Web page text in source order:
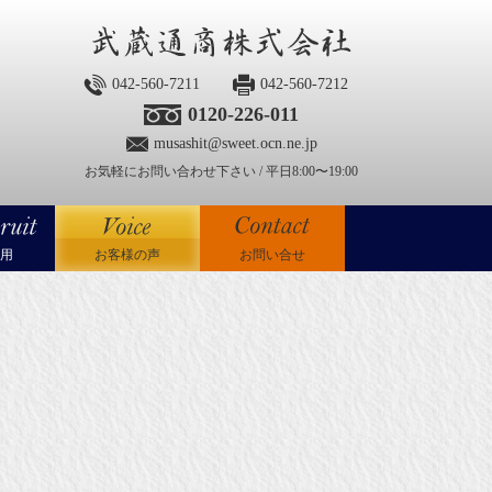
042-560-7211 042-560-7212
0120-226-011
musashit@sweet.ocn.ne.jp
お気軽にお問い合わせ下さい / 平日8:00〜19:00
お客様の声 お問い合せ